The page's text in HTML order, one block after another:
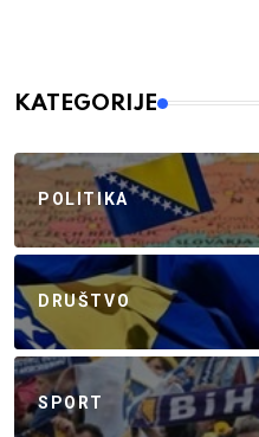
KATEGORIJE
POLITIKA
DRUŠTVO
SPORT